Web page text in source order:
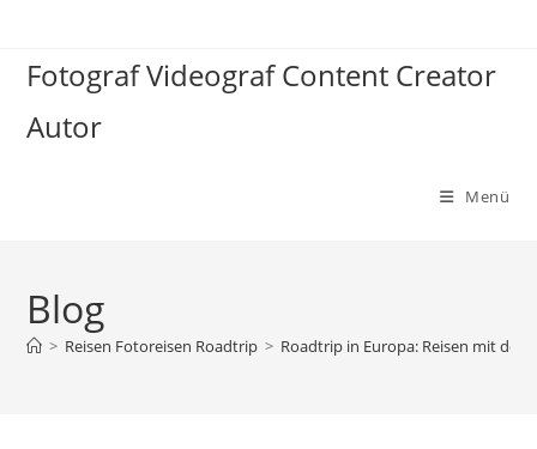
springen
Fotograf Videograf Content Creator
Autor
Menü
Blog
> Reisen Fotoreisen Roadtrip > Roadtrip in Europa: Reisen mit